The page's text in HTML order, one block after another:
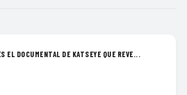
EL DOCUMENTAL DE KATSEYE QUE REVE...